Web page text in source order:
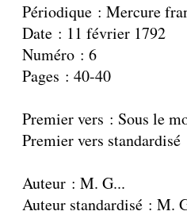
Périodique : Mercure
Date : 11 février 1792
Numéro : 6
Pages : 40-40
Premier vers : Sous le
Premier vers
Auteur : M. G...
Auteur standardisé : M.